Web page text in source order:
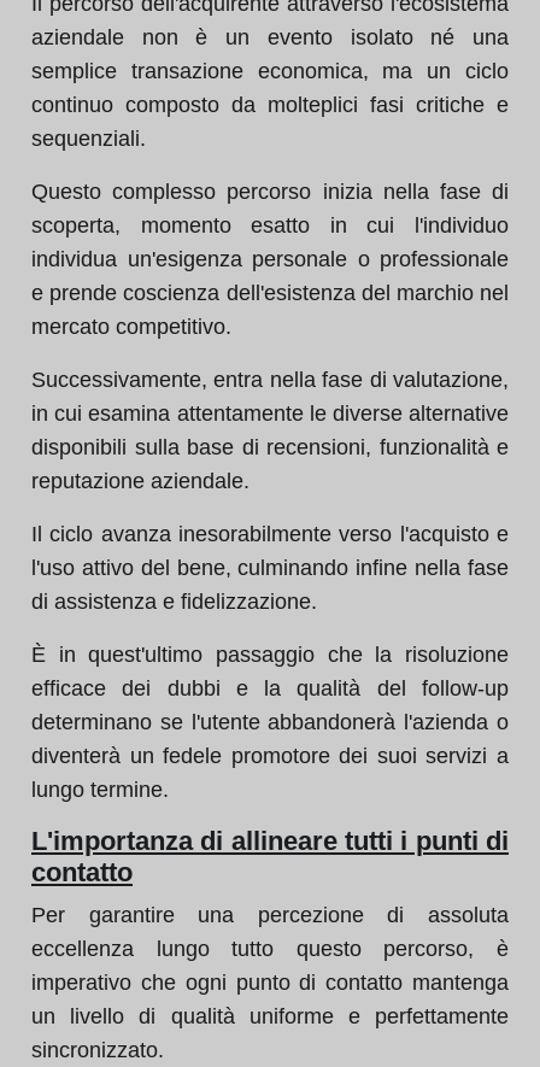
aziendale non è un evento isolato né una
semplice transazione economica, ma un ciclo
continuo composto da molteplici fasi critiche e
sequenziali.
Questo complesso percorso inizia nella fase di
scoperta, momento esatto in cui l'individuo
individua un'esigenza personale o professionale
e prende coscienza dell'esistenza del marchio nel
mercato competitivo.
Successivamente, entra nella fase di valutazione,
in cui esamina attentamente le diverse alternative
disponibili sulla base di recensioni, funzionalità e
reputazione aziendale.
Il ciclo avanza inesorabilmente verso l'acquisto e
l'uso attivo del bene, culminando infine nella fase
di assistenza e fidelizzazione.
È in quest'ultimo passaggio che la risoluzione
efficace dei dubbi e la qualità del follow-up
determinano se l'utente abbandonerà l'azienda o
diventerà un fedele promotore dei suoi servizi a
lungo termine.
L'importanza di allineare tutti i punti di
contatto
Per garantire una percezione di assoluta
eccellenza lungo tutto questo percorso, è
imperativo che ogni punto di contatto mantenga
un livello di qualità uniforme e perfettamente
sincronizzato.